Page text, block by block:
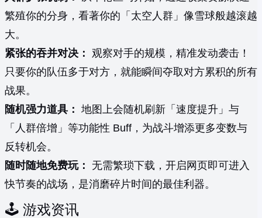
繁殖你的分身，看著你的「太空人群」像雪球般越滚越
大。
紧张的吞并对决： 观察对手的规模，精准发动袭击！
只要你的队伍多于对方，就能瞬间夺取对方累积的所有
战果。
随机强力道具： 地图上会随机刷新「速度提升」与
「人群倍增」等功能性 Buff，为战斗增添更多变数与
反转机会。
随时随地免费玩：
无需繁琐下载，开启网页即可进入
快节奏的战场，是消磨碎片时间的最佳利器。
🕹️ 游戏资讯